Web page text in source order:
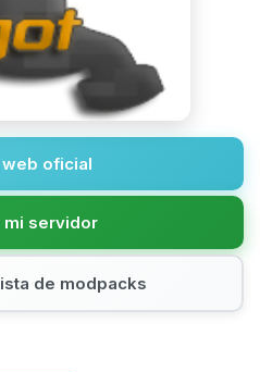
oficial
mi servidor
de modpacks